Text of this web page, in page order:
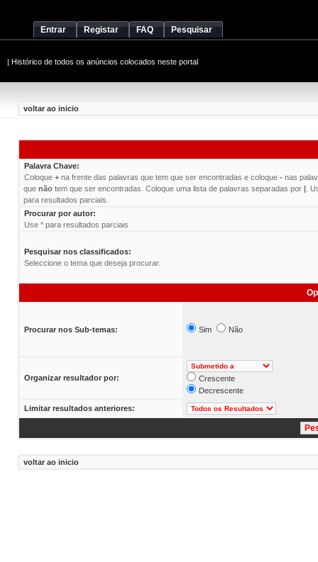
Entrar Registar FAQ Pesquisar
| Histórico de todos os anúncios colocados neste portal
voltar ao inicio
Palavra Chave:
Coloque + na frente das palavras que tem que ser encontradas e coloque - nas
que não tem que ser encontradas. Coloque uma lista de palavras separadas por | .
para resultados parciais.
Procurar por autor:
Use * para resultados parciais
Pesquisar nos classificados:
Seleccione o tema que deseja procurar.
Procurar nos Sub-temas: Sim Não
Organizar resultador por:
Crescente
Decrescente
Limitar resultados anteriores:
voltar ao inicio